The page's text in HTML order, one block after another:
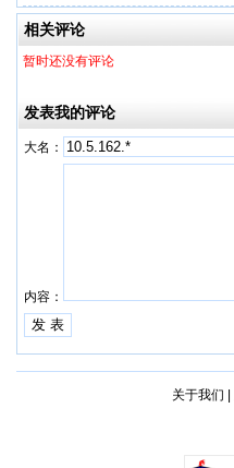
相关评论
暂时还没有评论
发表我的评论
大名：
内容：
关于我们